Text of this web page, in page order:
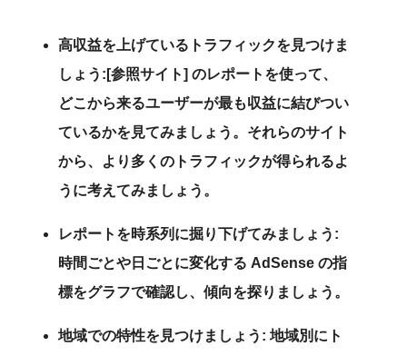
高収益を上げているトラフィックを見つけま
しょう:[参照サイト] のレポートを使って、
どこから来るユーザーが最も収益に結びつい
ているかを見てみましょう。それらのサイト
から、より多くのトラフィックが得られるよ
うに考えてみましょう。
レポートを時系列に掘り下げてみましょう:
時間ごとや日ごとに変化する AdSense の指
標をグラフで確認し、傾向を探りましょう。
地域での特性を見つけましょう: 地域別にト